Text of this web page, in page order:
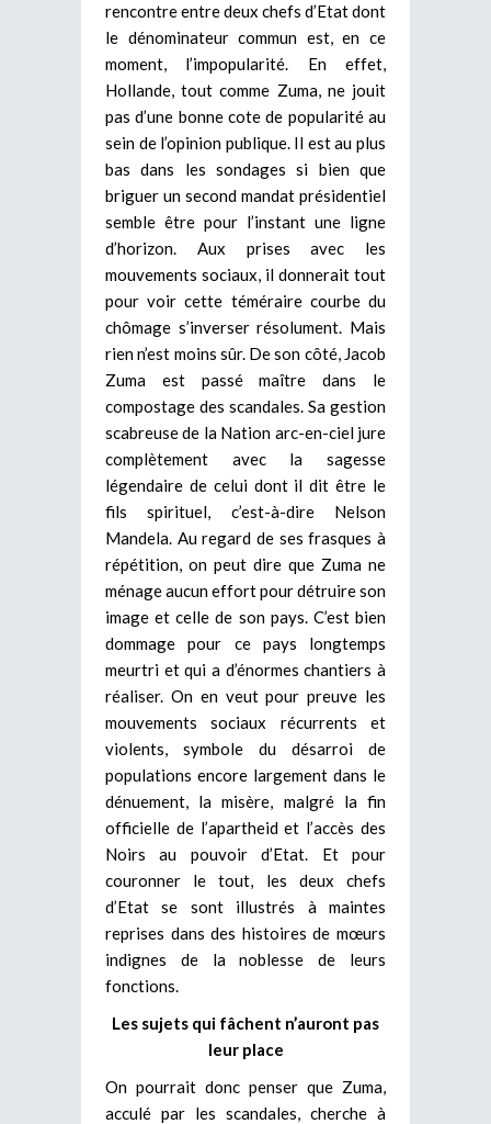
rencontre entre deux chefs d’Etat dont
le dénominateur commun est, en ce
moment, l’impopularité. En effet,
Hollande, tout comme Zuma, ne jouit
pas d’une bonne cote de popularité au
sein de l’opinion publique. Il est au plus
bas dans les sondages si bien que
briguer un second mandat présidentiel
semble être pour l’instant une ligne
d’horizon. Aux prises avec les
mouvements sociaux, il donnerait tout
pour voir cette téméraire courbe du
chômage s’inverser résolument. Mais
rien n’est moins sûr. De son côté, Jacob
Zuma est passé maître dans le
compostage des scandales. Sa gestion
scabreuse de la Nation arc-en-ciel jure
complètement avec la sagesse
légendaire de celui dont il dit être le
fils spirituel, c’est-à-dire Nelson
Mandela. Au regard de ses frasques à
répétition, on peut dire que Zuma ne
ménage aucun effort pour détruire son
image et celle de son pays. C’est bien
dommage pour ce pays longtemps
meurtri et qui a d’énormes chantiers à
réaliser. On en veut pour preuve les
mouvements sociaux récurrents et
violents, symbole du désarroi de
populations encore largement dans le
dénuement, la misère, malgré la fin
officielle de l’apartheid et l’accès des
Noirs au pouvoir d’Etat. Et pour
couronner le tout, les deux chefs
d’Etat se sont illustrés à maintes
reprises dans des histoires de mœurs
indignes de la noblesse de leurs
fonctions.
Les sujets qui fâchent n’auront pas
leur place
On pourrait donc penser que Zuma,
acculé par les scandales, cherche à